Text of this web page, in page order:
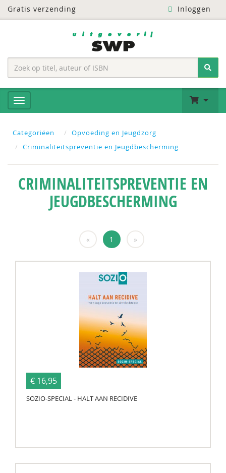
Gratis verzending Inloggen
Categoriëen
Opvoeding en Jeugdzorg
Criminaliteitspreventie en Jeugdbescherming
CRIMINALITEITSPREVENTIE EN
JEUGDBESCHERMING
« 1 »
€ 16,95
SOZIO-SPECIAL - HALT AAN RECIDIVE